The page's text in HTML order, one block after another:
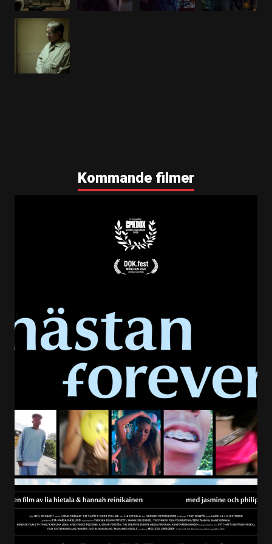
Den sista familjen instagram 1080x1080
Den sista familjen Facebook-banner 828x315
Den sista familjen teaser 1 Biopremiär
Den sista familjen teaser 1 På bio nu
Den sista familjen teaser 2 Biopremiär
Den sista familjen 2x110 rec
Den sista familjen 2x178 rec
Den sista familjen 25x30 rec
Den sista familjen 80x20 rec
Den sista familjen 1080x1080 instagram gif rec
Den sista familjen Facebook-banner 828x315 rec
Kommande filmer